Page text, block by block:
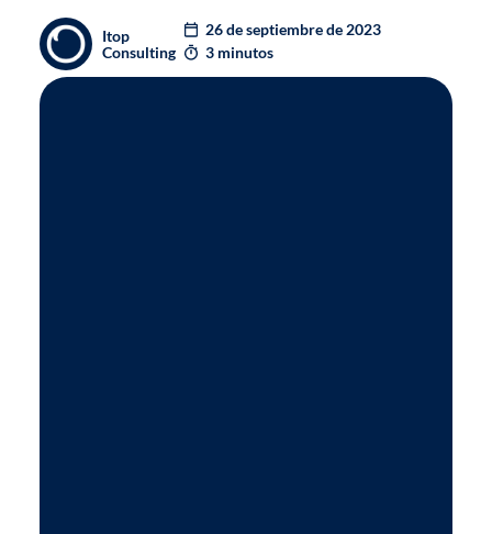
Itop
Consulting
26 de septiembre de 2023
3 minutos